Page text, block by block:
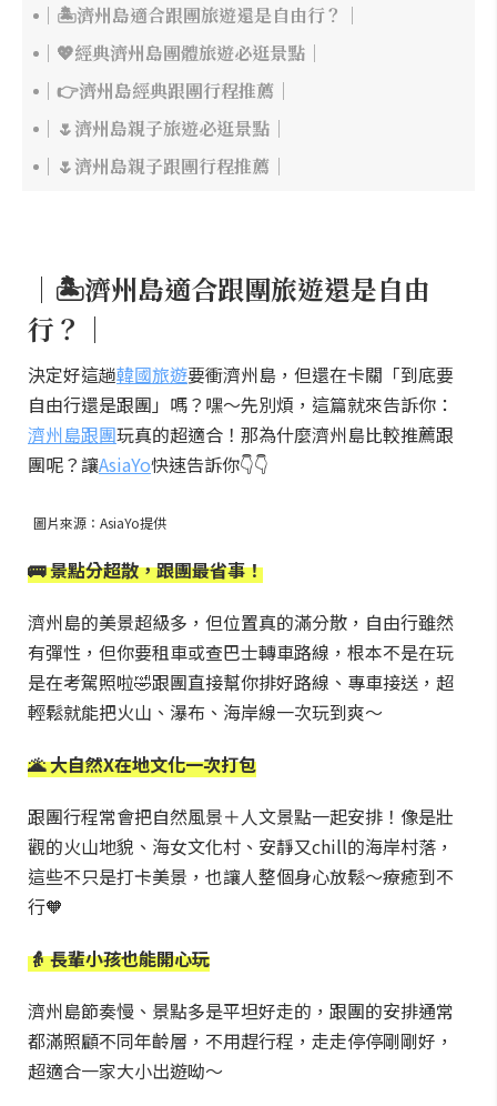
｜🏝️濟州島適合跟團旅遊還是自由行？｜
｜💖經典濟州島團體旅遊必逛景點｜
｜👉濟州島經典跟團行程推薦｜
｜🌷濟州島親子旅遊必逛景點｜
｜🌷濟州島親子跟團行程推薦｜
｜🏝️濟州島適合跟團旅遊還是自由
行？｜
決定好這趟韓國旅遊要衝濟州島，但還在卡關「到底要
自由行還是跟團」嗎？嘿～先別煩，這篇就來告訴你：
濟州島跟團玩真的超適合！那為什麼濟州島比較推薦跟
團呢？讓AsiaYo快速告訴你👇👇
圖片來源：AsiaYo提供
🚌 景點分超散，跟團最省事！
濟州島的美景超級多，但位置真的滿分散，自由行雖然
有彈性，但你要租車或查巴士轉車路線，根本不是在玩
是在考駕照啦🤣跟團直接幫你排好路線、專車接送，超
輕鬆就能把火山、瀑布、海岸線一次玩到爽～
🌋 大自然X在地文化一次打包
跟團行程常會把自然風景＋人文景點一起安排！像是壯
觀的火山地貌、海女文化村、安靜又chill的海岸村落，
這些不只是打卡美景，也讓人整個身心放鬆～療癒到不
行🧡
👵 長輩小孩也能開心玩
濟州島節奏慢、景點多是平坦好走的，跟團的安排通常
都滿照顧不同年齡層，不用趕行程，走走停停剛剛好，
超適合一家大小出遊呦～